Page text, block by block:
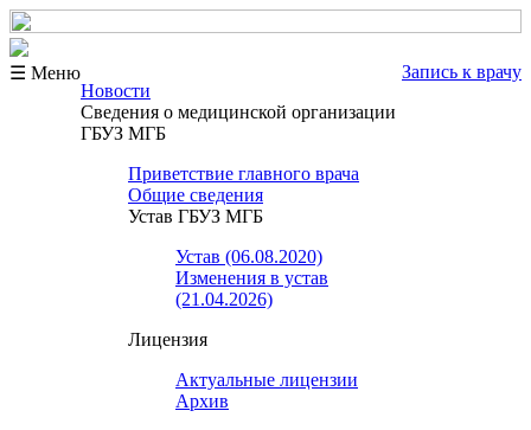
☰ Меню
Запись к врачу
Новости
Сведения о медицинской организации
ГБУЗ МГБ
Приветствие главного врача
Общие сведения
Устав ГБУЗ МГБ
Устав (06.08.2020)
Изменения в устав
(21.04.2026)
Лицензия
Актуальные лицензии
Архив